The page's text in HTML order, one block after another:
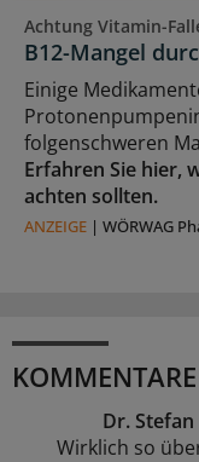
Achtung Vitamin-
B12-Mangel
Einige
folgenschweren
Erfahren Sie hier,
achten sollten.
ANZEIGE | WÖRWAG
KOMMENTARE
Dr.
Wirklich so